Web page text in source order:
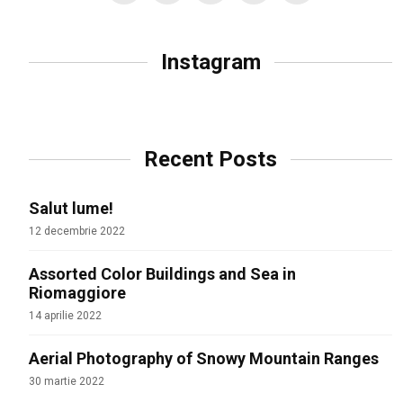
Instagram
Recent Posts
Salut lume!
12 decembrie 2022
Assorted Color Buildings and Sea in
Riomaggiore
14 aprilie 2022
Aerial Photography of Snowy Mountain Ranges
30 martie 2022